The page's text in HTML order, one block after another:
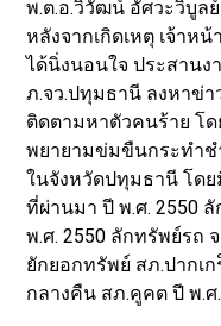
พ.ต.อ.วิวัฒน์ อัศวะวิบูล
หลังจากเกิดเหตุ เจ้าห
ได้นิ่งนอนใจ ประสาน
ภ.จว.ปทุมธานี ลงหาข่า
ติดตามหาตัวคนร้าย โด
พยายามข่มขืนกระทำช
ในจังหวัดปทุมธานี โด
ที่ผ่านมา ปี พ.ศ. 2550
พ.ศ. 2550 ลักทรัพย์รถ
ยักยอกทรัพย์ สภ.ปากเ
กลางคืน สภ.คูคต ปี พ.